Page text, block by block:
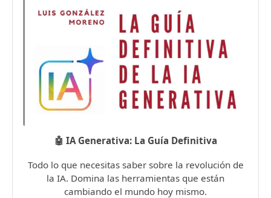
🤖 IA Generativa: La Guía Definitiva
Todo lo que necesitas saber sobre la revolución de
la IA. Domina las herramientas que están
cambiando el mundo hoy mismo.